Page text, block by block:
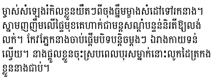
ម្ចាស់សំឡេងរំកិលខ្លួនយឺតៗពីចុងធ្នឹមម្ខាងសំដៅទៅរកនាង។
ស្នាមញញឹមលើផ្ទៃមុខគេហាក់ជាមន្តសណ្ដំបន្ទន់និរតីឱ្យលង់
លក់។ កែវភ្នែកនាងចាប់ផ្តើមបិទបន្តិចម្តងៗ ឯរាងកាយទន់
ល្វើយ។ នាងផ្ដួលខ្លួនចុះស្របពេលបុរសម្នាក់នោះលូកដៃត្រកង
ខ្លួននាងជាប់។